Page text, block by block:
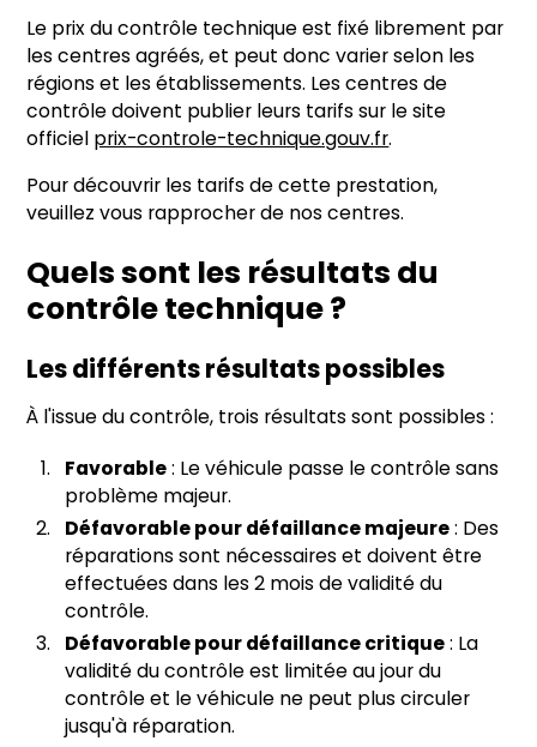
Le prix du contrôle technique est fixé librement par
les centres agréés, et peut donc varier selon les
régions et les établissements. Les centres de
contrôle doivent publier leurs tarifs sur le site
officiel prix-controle-technique.gouv.fr.
Pour découvrir les tarifs de cette prestation,
veuillez vous rapprocher de nos centres.
Quels sont les résultats du
contrôle technique ?
Les différents résultats possibles
À l'issue du contrôle, trois résultats sont possibles :
Favorable: Le véhicule passe le contrôle sans
problème majeur.
Défavorable pour défaillance majeure: Des
réparations sont nécessaires et doivent être
effectuées dans les 2 mois de validité du
contrôle.
Défavorable pour défaillance critique: La
validité du contrôle est limitée au jour du
contrôle et le véhicule ne peut plus circuler
jusqu'à réparation.